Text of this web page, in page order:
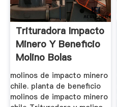
Trituradora Impacto
Minero Y Beneficio
Molino Bolas
molinos de impacto minero
chile. planta de beneficio
molinos de impacto minero